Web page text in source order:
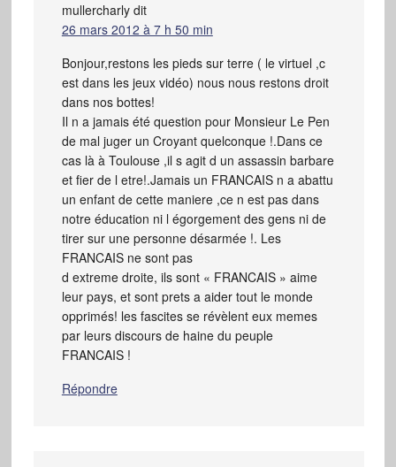
mullercharly dit
26 mars 2012 à 7 h 50 min
Bonjour,restons les pieds sur terre ( le virtuel ,c
est dans les jeux vidéo) nous nous restons droit
dans nos bottes!
Il n a jamais été question pour Monsieur Le Pen
de mal juger un Croyant quelconque !.Dans ce
cas là à Toulouse ,il s agit d un assassin barbare
et fier de l etre!.Jamais un FRANCAIS n a abattu
un enfant de cette maniere ,ce n est pas dans
notre éducation ni l égorgement des gens ni de
tirer sur une personne désarmée !. Les
FRANCAIS ne sont pas
d extreme droite, ils sont « FRANCAIS » aime
leur pays, et sont prets a aider tout le monde
opprimés! les fascites se révèlent eux memes
par leurs discours de haine du peuple
FRANCAIS !
Répondre